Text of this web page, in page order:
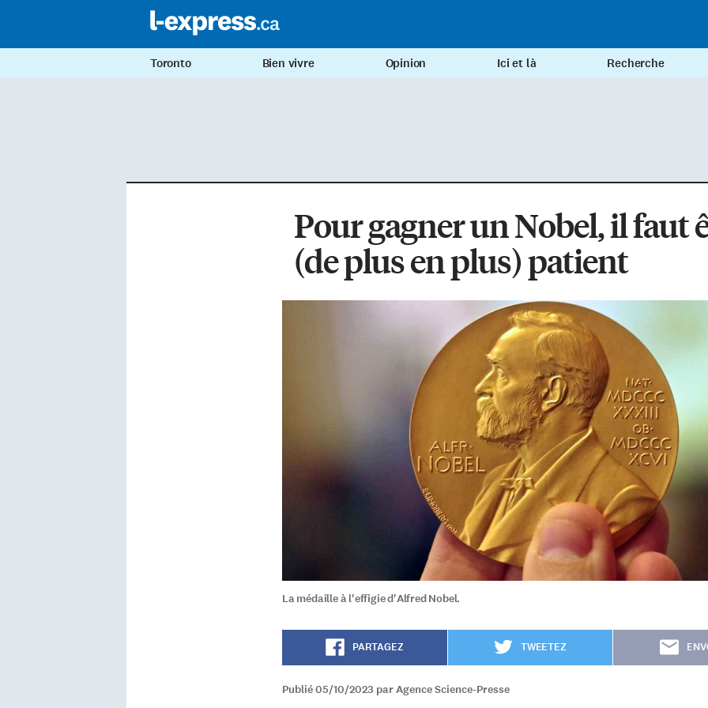
Toronto Bien vivre Opinion Ici et là Recherche
Pour gagner un Nobel, il faut
(de plus en plus) patient
La médaille à l'effigie d'Alfred Nobel.
PARTAGEZ TWEETEZ
Publié 05/10/2023 par Agence Science-Presse